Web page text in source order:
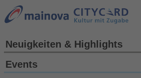
Neuigkeiten & Highlights
Events